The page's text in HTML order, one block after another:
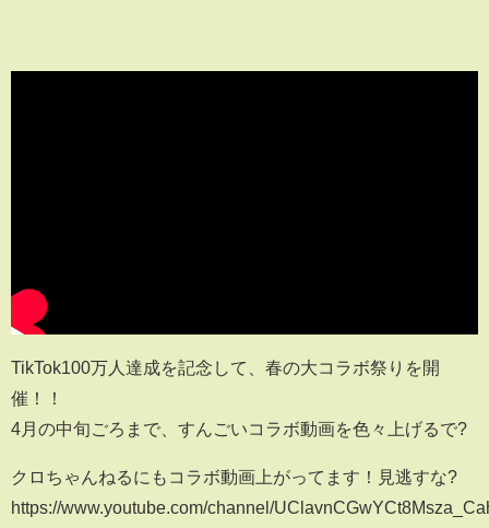
TikTok100万人達成を記念して、春の大コラボ祭りを開
催！！
4月の中旬ごろまで、すんごいコラボ動画を色々上げるで?
クロちゃんねるにもコラボ動画上がってます！見逃すな?
https://www.youtube.com/channel/